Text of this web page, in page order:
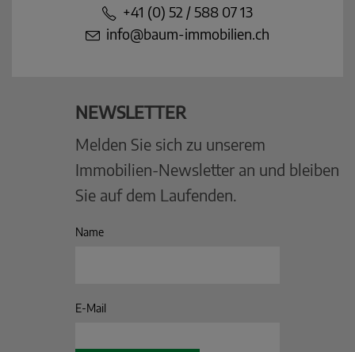
+41 (0) 52 / 588 07 13
info@baum-immobilien.ch
NEWSLETTER
Melden Sie sich zu unserem
Immobilien-Newsletter an und bleiben
Sie auf dem Laufenden.
Name
E-Mail